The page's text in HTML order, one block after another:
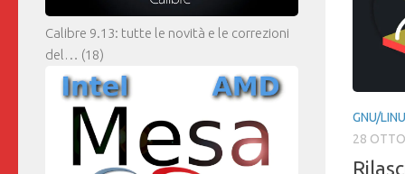
GNU/
28
Calibre 9.13: tutte le novità e le correzioni
del… (18)